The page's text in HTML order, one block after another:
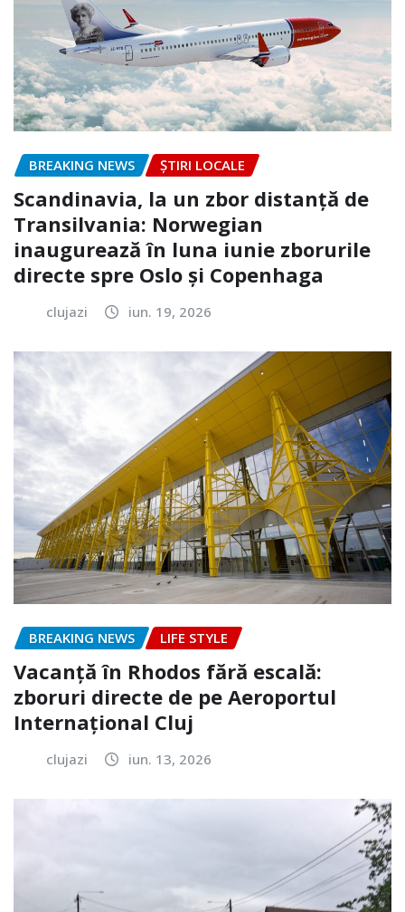
BREAKING NEWS ȘTIRI LOCALE
Scandinavia, la un zbor distanță de
Transilvania: Norwegian
inaugurează în luna iunie zborurile
directe spre Oslo și Copenhaga
clujazi iun. 19, 2026
BREAKING NEWS LIFE STYLE
Vacanță în Rhodos fără escală:
zboruri directe de pe Aeroportul
Internațional Cluj
clujazi iun. 13, 2026